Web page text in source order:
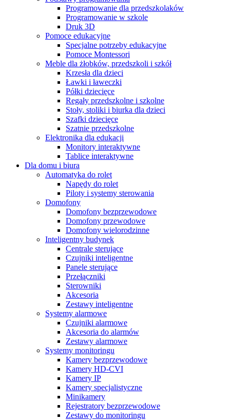
Programowanie dla przedszkolaków
Programowanie w szkole
Druk 3D
Pomoce edukacyjne
Specjalne potrzeby edukacyjne
Pomoce Montessori
Meble dla żłobków, przedszkoli i szkół
Krzesła dla dzieci
Ławki i ławeczki
Półki dziecięce
Regały przedszkolne i szkolne
Stoły, stoliki i biurka dla dzieci
Szafki dziecięce
Szatnie przedszkolne
Elektronika dla edukacji
Monitory interaktywne
Tablice interaktywne
Dla domu i biura
Automatyka do rolet
Napędy do rolet
Piloty i systemy sterowania
Domofony
Domofony bezprzewodowe
Domofony przewodowe
Domofony wielorodzinne
Inteligentny budynek
Centrale sterujące
Czujniki inteligentne
Panele sterujące
Przełączniki
Sterowniki
Akcesoria
Zestawy inteligentne
Systemy alarmowe
Czujniki alarmowe
Akcesoria do alarmów
Zestawy alarmowe
Systemy monitoringu
Kamery bezprzewodowe
Kamery HD-CVI
Kamery IP
Kamery specjalistyczne
Minikamery
Rejestratory bezprzewodowe
Zestawy do monitoringu